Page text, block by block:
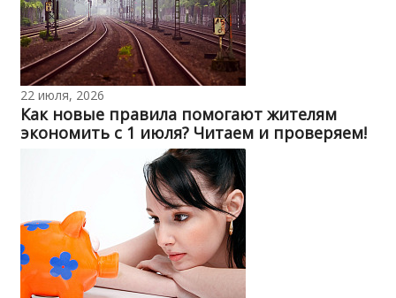
22 июля, 2026
Как новые правила помогают жителям
экономить с 1 июля? Читаем и проверяем!